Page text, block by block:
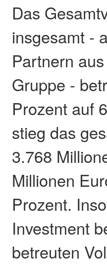
Das
insgesamt -
Partnern
Gruppe -
Prozent auf
stieg das
3.768
Millionen
Prozent.
Investment
betreuten